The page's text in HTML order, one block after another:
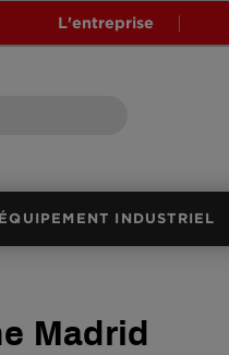
L'entreprise
ÉQUIPEMENT INDUSTRIEL
Madrid